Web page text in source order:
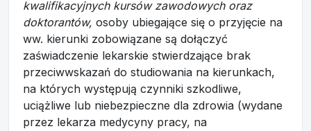
kwalifikacyjnych kursów zawodowych oraz
doktorantów, osoby ubiegające się o przyjęcie na
ww. kierunki zobowiązane są dołączyć
zaświadczenie lekarskie stwierdzające brak
przeciwwskazań do studiowania na kierunkach,
na których występują czynniki szkodliwe,
uciążliwe lub niebezpieczne dla zdrowia (wydane
przez lekarza medycyny pracy, na